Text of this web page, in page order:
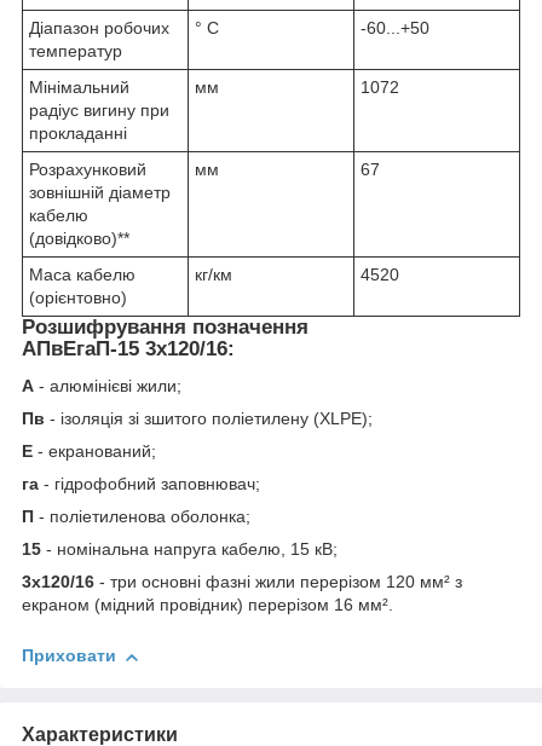
Діапазон робочих
температур
° С -60...+50
Мінімальний
радіус вигину при
прокладанні
мм 1072
Розрахунковий
зовнішній діаметр
кабелю
(довідково)**
мм 67
Маса кабелю
(орієнтовно)
кг/км 4520
Розшифрування позначення
АПвЕгаП‑15 3х120/16:
А - алюмінієві жили;
Пв - ізоляція зі зшитого поліетилену (XLPE);
Е - екранований;
га - гідрофобний заповнювач;
П - поліетиленова оболонка;
15 - номінальна напруга кабелю, 15 кВ;
3х120/16 - три основні фазні жили перерізом 120 мм² з
екраном (мідний провідник) перерізом 16 мм².
Приховати
Характеристики